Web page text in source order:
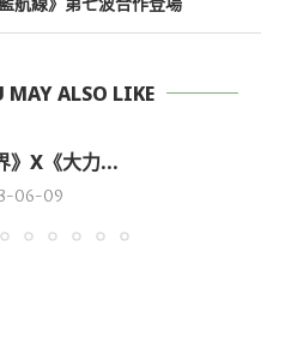
MAY ALSO LIKE
》X《大力...
06-09